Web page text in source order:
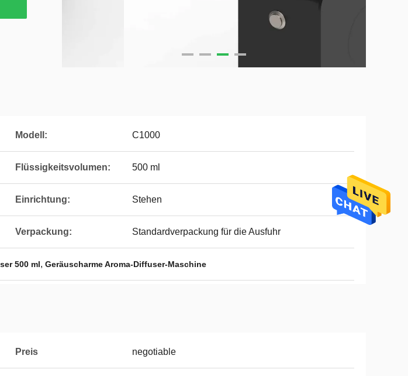
Modell: C1000
Flüssigkeitsvolumen: 500 ml
Einrichtung: Stehen
Verpackung: Standardverpackung für die Ausfuhr
500 ml, Geräuscharme Aroma-Diffuser-Maschine
Preis negotiable